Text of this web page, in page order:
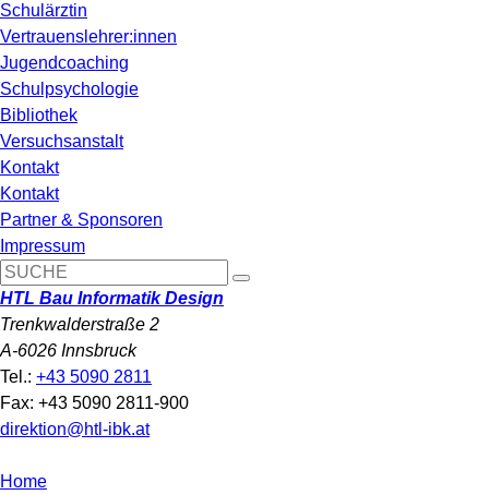
Schulärztin
Vertrauenslehrer:innen
Jugendcoaching
Schulpsychologie
Bibliothek
Versuchsanstalt
Kontakt
Kontakt
Partner & Sponsoren
Impressum
HTL Bau Informatik Design
Trenkwalderstraße 2
A-6026 Innsbruck
Tel.: +43 5090 2811
Fax: +43 5090 2811-900
direktion@htl-ibk.at
Home